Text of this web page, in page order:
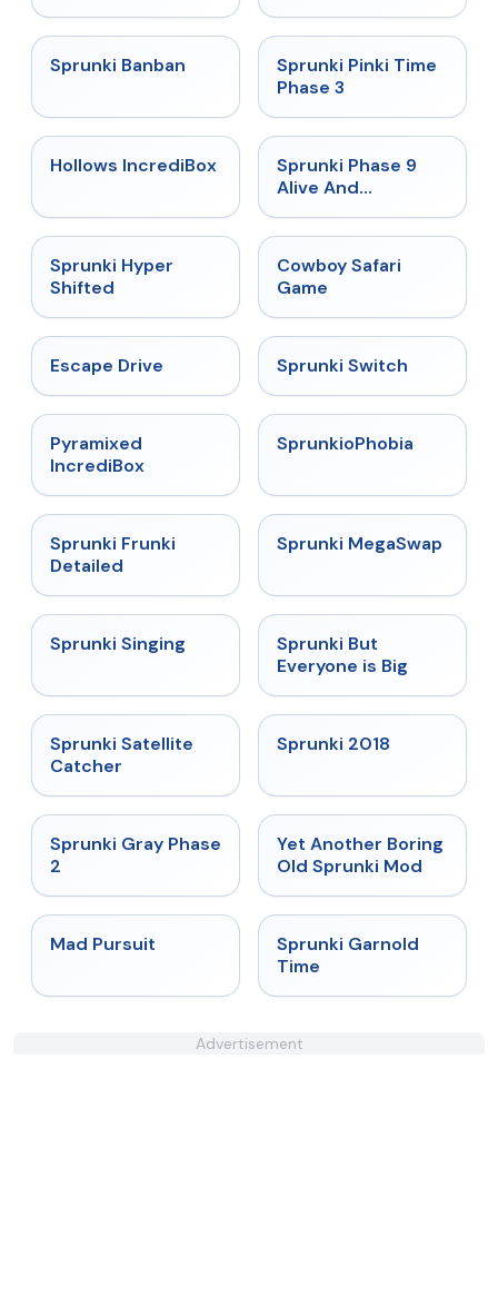
★
Sprunki Banban ★ 4.9
Sprunki Pinki Time
Phase 3
★ 4.3
Hollows IncrediBox ★
Sprunki Phase 9
Alive And
★
Sprunki Hyper
Shifted
Cowboy Safari
Game
Escape Drive ★
Sprunki Switch
Pyramixed
IncrediBox
★
SprunkioPhobia
★
Sprunki Frunki
Detailed
★ 4.5
Sprunki MegaSwap
★
Sprunki Singing
Sprunki But
Everyone is Big
★ 4.4
Sprunki Satellite
Catcher
Sprunki 2018
★ 4.4
Sprunki Gray Phase
2
★ 4.6
Yet Another Boring
Old Sprunki Mod
Mad Pursuit ★
Sprunki Garnold
Time
Advertisement